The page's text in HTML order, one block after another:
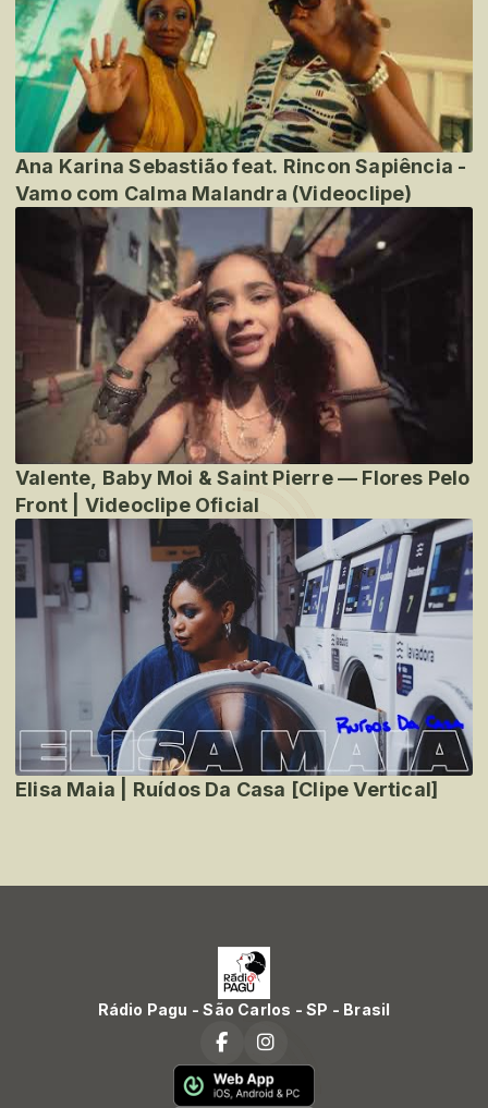
Ana Karina Sebastião feat. Rincon Sapiência -
Vamo com Calma Malandra (Videoclipe)
Valente, Baby Moi & Saint Pierre — Flores Pelo
Front | Videoclipe Oficial
Elisa Maia | Ruídos Da Casa [Clipe Vertical]
Rádio Pagu - São Carlos - SP - Brasil